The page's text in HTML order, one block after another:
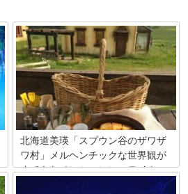
北海道美瑛「スプウン谷のザワザ
ワ村」メルヘンチックな世界観が
すてきなペンションにステイ！
一度耳にしたら忘れられない、こちらの